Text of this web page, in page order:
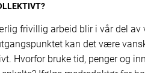
frivillig arbeid blir i vår del av
kan det være
Hvorfor bruke tid, penger og